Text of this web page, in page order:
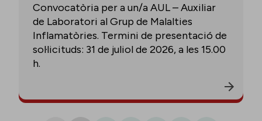
Convocatòria per a un/a AUL – Auxiliar
de Laboratori al Grup de Malalties
Inflamatòries. Termini de presentació de
sol·licituds: 31 de juliol de 2026, a les 15.00
h.